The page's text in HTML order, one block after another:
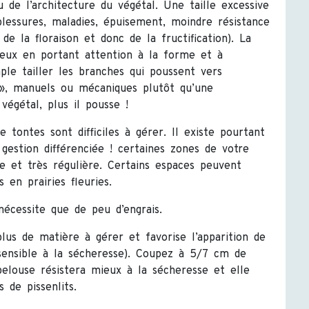
l’architecture du végétal. Une taille excessive
maladies, épuisement, moindre résistance
la floraison et donc de la fructification). La
en portant attention à la forme et à
tailler les branches qui poussent vers
manuels ou mécaniques plutôt qu’une
plus il pousse !
tontes sont difficiles à gérer. Il existe pourtant
différenciée ! certaines zones de votre
très régulière. Certains espaces peuvent
en prairies fleuries.
que de peu d’engrais.
de matière à gérer et favorise l’apparition de
à la sécheresse). Coupez à 5/7 cm de
résistera mieux à la sécheresse et elle
de pissenlits.